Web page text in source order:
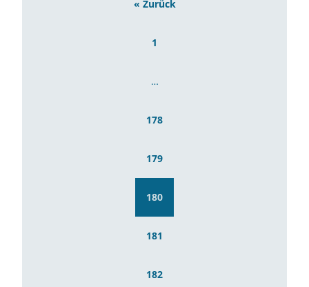
« Zurück
1
…
178
179
180
181
182